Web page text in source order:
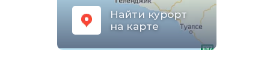
Найти курорт
на карте